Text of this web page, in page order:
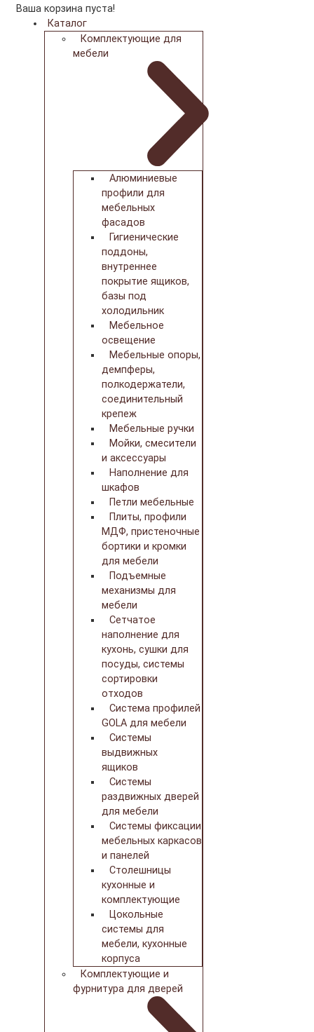
Ваша корзина пуста!
Каталог
Комплектующие для
мебели
Алюминиевые
профили для
мебельных
фасадов
Гигиенические
поддоны,
внутреннее
покрытие ящиков,
базы под
холодильник
Мебельное
освещение
Мебельные опоры,
демпферы,
полкодержатели,
соединительный
крепеж
Мебельные ручки
Мойки, смесители
и аксессуары
Наполнение для
шкафов
Петли мебельные
Плиты, профили
МДФ, пристеночные
бортики и кромки
для мебели
Подъемные
механизмы для
мебели
Сетчатое
наполнение для
кухонь, сушки для
посуды, системы
сортировки
отходов
Система профилей
GOLA для мебели
Системы
выдвижных
ящиков
Системы
раздвижных дверей
для мебели
Системы фиксации
мебельных каркасов
и панелей
Столешницы
кухонные и
комплектующие
Цокольные
системы для
мебели, кухонные
корпуса
Комплектующие и
фурнитура для дверей